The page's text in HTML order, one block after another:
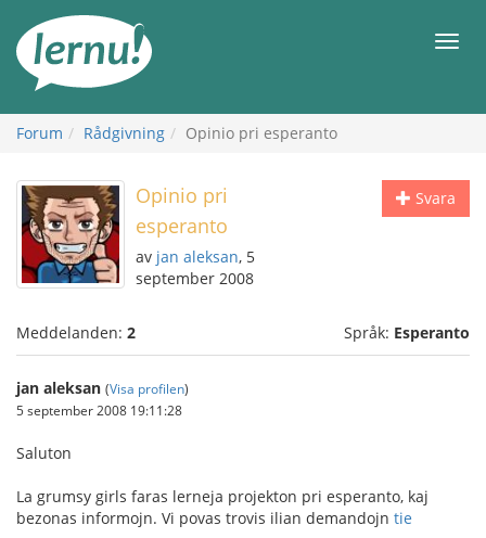
sidans
innehåll
Meny
Forum Rådgivning Opinio pri esperanto
Svara
Opinio pri
esperanto
av jan aleksan, 5
september 2008
Meddelanden: 2 Språk: Esperanto
jan aleksan (Visa profilen)
5 september 2008 19:11:28
Saluton
La grumsy girls faras lerneja projekton pri esperanto, kaj
bezonas informojn. Vi povas trovis ilian demandojn tie